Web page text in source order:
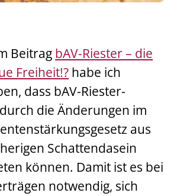
Beitrag bAV-Riester – die
Freiheit!? habe ich
dass bAV-Riester-
die Änderungen im
aus
Schattendasein
können. Damit ist es bei
notwendig, sich